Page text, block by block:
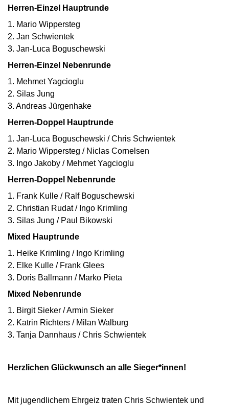
Herren-Einzel Hauptrunde
1. Mario Wippersteg
2. Jan Schwientek
3. Jan-Luca Boguschewski
Herren-Einzel Nebenrunde
1. Mehmet Yagcioglu
2. Silas Jung
3. Andreas Jürgenhake
Herren-Doppel Hauptrunde
1. Jan-Luca Boguschewski / Chris Schwientek
2. Mario Wippersteg / Niclas Cornelsen
3. Ingo Jakoby / Mehmet Yagcioglu
Herren-Doppel Nebenrunde
1. Frank Kulle / Ralf Boguschewski
2. Christian Rudat / Ingo Krimling
3. Silas Jung / Paul Bikowski
Mixed Hauptrunde
1. Heike Krimling / Ingo Krimling
2. Elke Kulle / Frank Glees
3. Doris Ballmann / Marko Pieta
Mixed Nebenrunde
1. Birgit Sieker / Armin Sieker
2. Katrin Richters / Milan Walburg
3. Tanja Dannhaus / Chris Schwientek
Herzlichen Glückwunsch an alle Sieger*innen!
Mit jugendlichem Ehrgeiz traten Chris Schwientek und